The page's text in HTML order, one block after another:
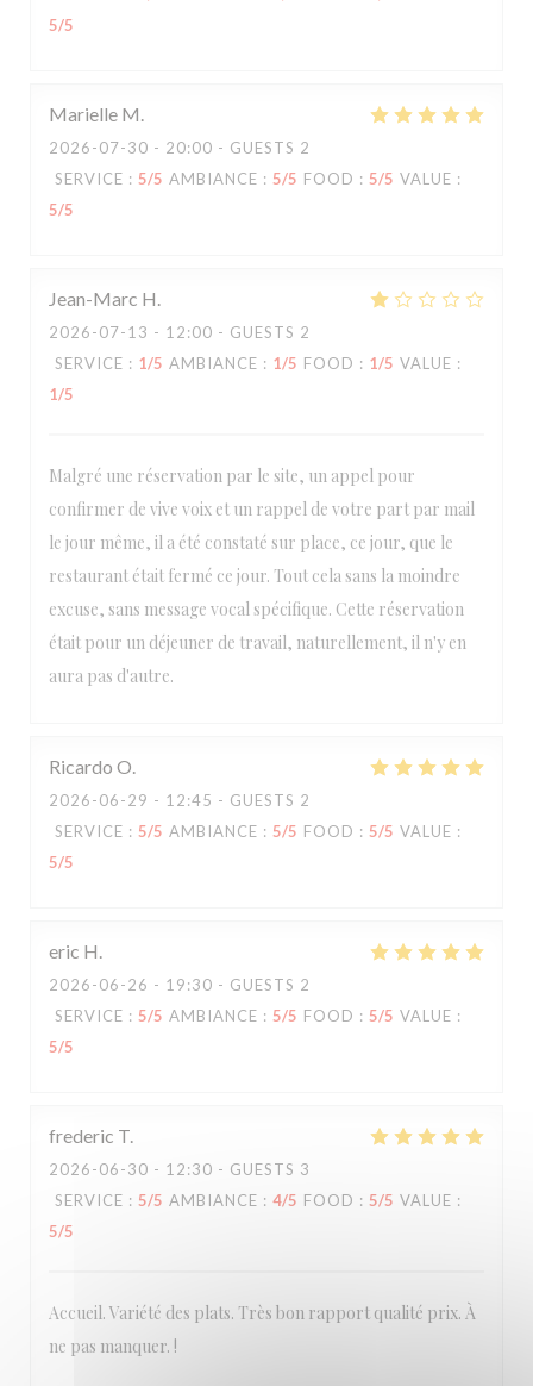
5/5
Marielle M
2026-07-30 - 20:00 - GUESTS 2
SERVICE : 5/5 AMBIANCE : 5/5 FOOD : 5/5 VALUE :
5/5
Jean-Marc H
2026-07-13 - 12:00 - GUESTS 2
SERVICE : 1/5 AMBIANCE : 1/5 FOOD : 1/5 VALUE :
1/5
Malgré une réservation par le site, un appel pour
confirmer de vive voix et un rappel de votre part par mail
le jour même, il a été constaté sur place, ce jour, que le
restaurant était fermé ce jour. Tout cela sans la moindre
excuse, sans message vocal spécifique. Cette réservation
était pour un déjeuner de travail, naturellement, il n'y en
aura pas d'autre.
Ricardo O
2026-06-29 - 12:45 - GUESTS 2
SERVICE : 5/5 AMBIANCE : 5/5 FOOD : 5/5 VALUE :
5/5
eric H
2026-06-26 - 19:30 - GUESTS 2
SERVICE : 5/5 AMBIANCE : 5/5 FOOD : 5/5 VALUE :
5/5
frederic T
2026-06-30 - 12:30 - GUESTS 3
SERVICE : 5/5 AMBIANCE : 4/5 FOOD : 5/5 VALUE :
5/5
Accueil. Variété des plats. Très bon rapport qualité prix. À
ne pas manquer. !